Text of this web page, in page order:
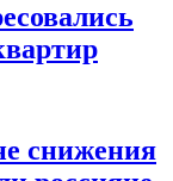
снижения